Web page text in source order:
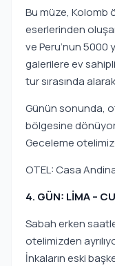
Bu müze,
eserlerinden
ve Peru’nun 5000
galerilere ev
tur sırasında
Günün sonunda,
bölgesine
Geceleme
OTEL: Casa
4. GÜN: LİMA –
Sabah erken
otelimizden
İnkaların eski